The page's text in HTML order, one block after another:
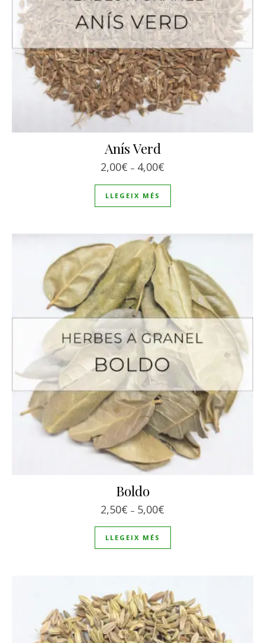
Anís Verd
2,00€ – 4,00€
LLEGEIX MÉS
Boldo
2,50€ – 5,00€
LLEGEIX MÉS